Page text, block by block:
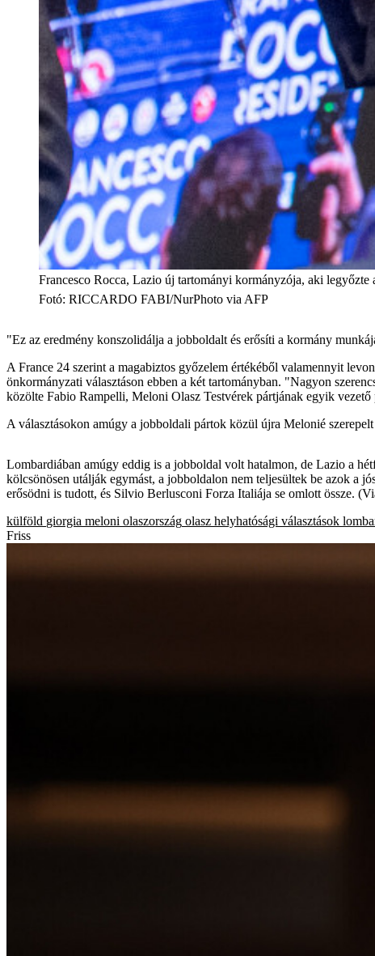
Francesco Rocca, Lazio új tartományi kormányzója, aki
Fotó: RICCARDO FABI/NurPhoto via AFP
"Ez az eredmény konszolidálja a jobboldalt és erősíti a kormány
A France 24 szerint a magabiztos győzelem értékéből valamennyit
önkormányzati választáson ebben a két tartományban. "Nagyon
közölte Fabio Rampelli, Meloni Olasz Testvérek pártjának egyik vezető
A választásokon amúgy a jobboldali pártok közül újra Melonié
Lombardiában amúgy eddig is a jobboldal volt hatalmon, de Lazio a
kölcsönösen utálják egymást, a jobboldalon nem teljesültek be azok a
erősödni is tudott, és Silvio Berlusconi Forza Italiája se omlott össze.
külföld giorgia meloni olaszország olasz helyhatósági választások
Friss